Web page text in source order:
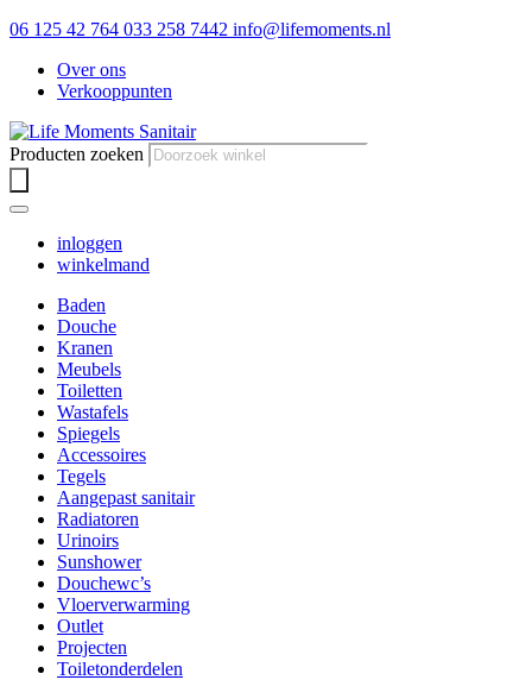
06 125 42 764 033 258 7442 info@lifemoments.nl
Over ons
Verkooppunten
Producten zoeken
inloggen
winkelmand
Baden
Douche
Kranen
Meubels
Toiletten
Wastafels
Spiegels
Accessoires
Tegels
Aangepast sanitair
Radiatoren
Urinoirs
Sunshower
Douchewc’s
Vloerverwarming
Outlet
Projecten
Toiletonderdelen